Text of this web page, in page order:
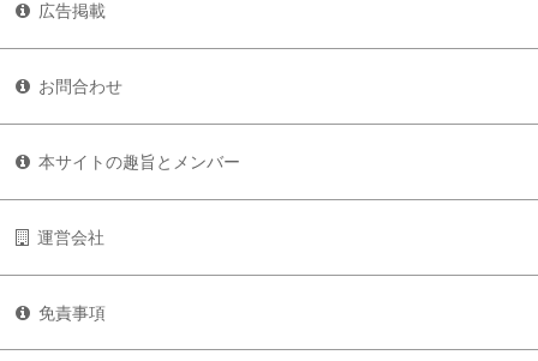
広告掲載
お問合わせ
本サイトの趣旨とメンバー
運営会社
免責事項